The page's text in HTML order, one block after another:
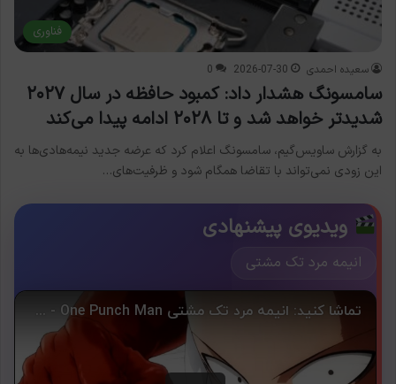
فناوری
سعیده احمدی 2026-07-30
0
سامسونگ هشدار داد: کمبود حافظه در سال ۲۰۲۷
شدیدتر خواهد شد و تا ۲۰۲۸ ادامه پیدا می‌کند
به گزارش ساویس‌گیم، سامسونگ اعلام کرد که عرضه جدید نیمه‌هادی‌ها به
این زودی نمی‌تواند با تقاضا همگام شود و ظرفیت‌های…
ویدیوی پیشنهادی
انیمه مرد تک مشتی